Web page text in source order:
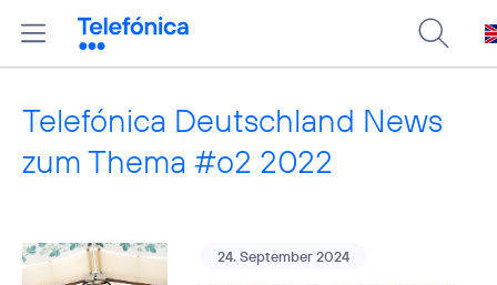
Telefónica Deutschland News
zum Thema #o2 2022
24. September 2024